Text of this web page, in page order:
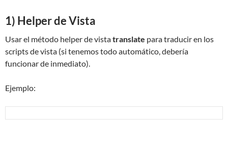
1) Helper de Vista
Usar el método helper de vistatranslate para traducir en los
scripts de vista (si tenemos todo automático, debería
funcionar de inmediato).
Ejemplo: